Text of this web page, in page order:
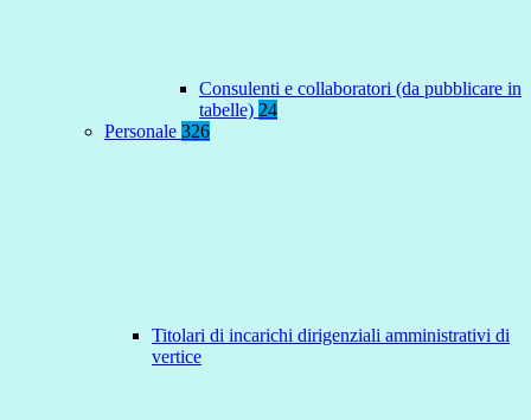
Consulenti e collaboratori (da pubblicare in
tabelle) 24
Personale 326
Titolari di incarichi dirigenziali amministrativi di
vertice